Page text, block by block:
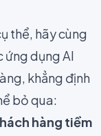
thể, hãy cùng
ứng dụng AI
khẳng định
bỏ qua:
hàng tiềm